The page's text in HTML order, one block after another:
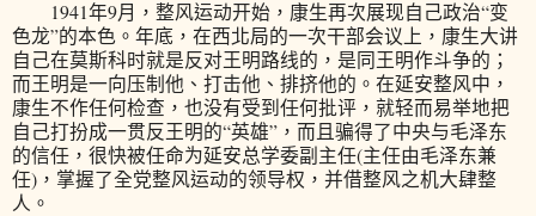
1941年9月，整风运动开始，康生再次展现自己政治“变
色龙”的本色。年底，在西北局的一次干部会议上，康生大讲
自己在莫斯科时就是反对王明路线的，是同王明作斗争的；
而王明是一向压制他、打击他、排挤他的。在延安整风中，
康生不作任何检查，也没有受到任何批评，就轻而易举地把
自己打扮成一贯反王明的“英雄”，而且骗得了中央与毛泽东
的信任，很快被任命为延安总学委副主任(主任由毛泽东兼
任)，掌握了全党整风运动的领导权，并借整风之机大肆整
人。